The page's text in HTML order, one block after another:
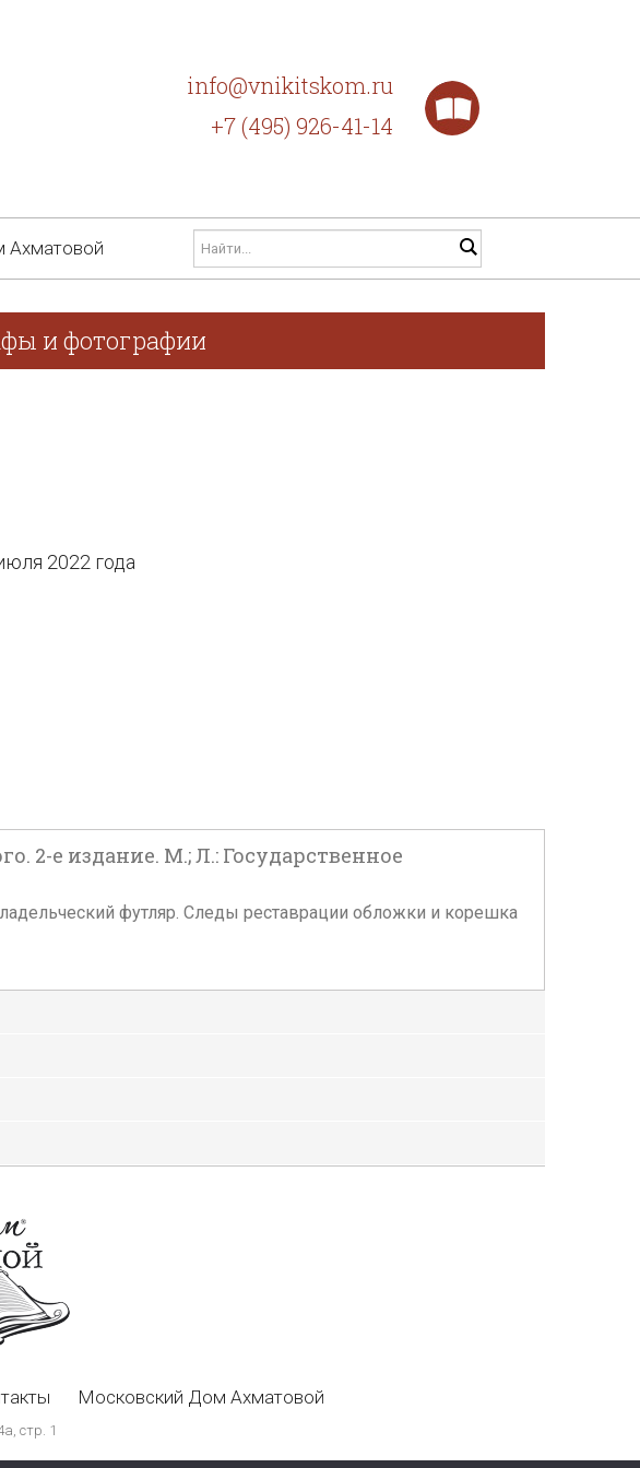
info@vnikitskom.ru
+7 (495) 926-41-14
Ахматовой
и фотографии
2022 года
2-е издание. М.; Л.: Государственное
футляр. Следы реставрации обложки и корешка
Московский Дом Ахматовой
стр. 1